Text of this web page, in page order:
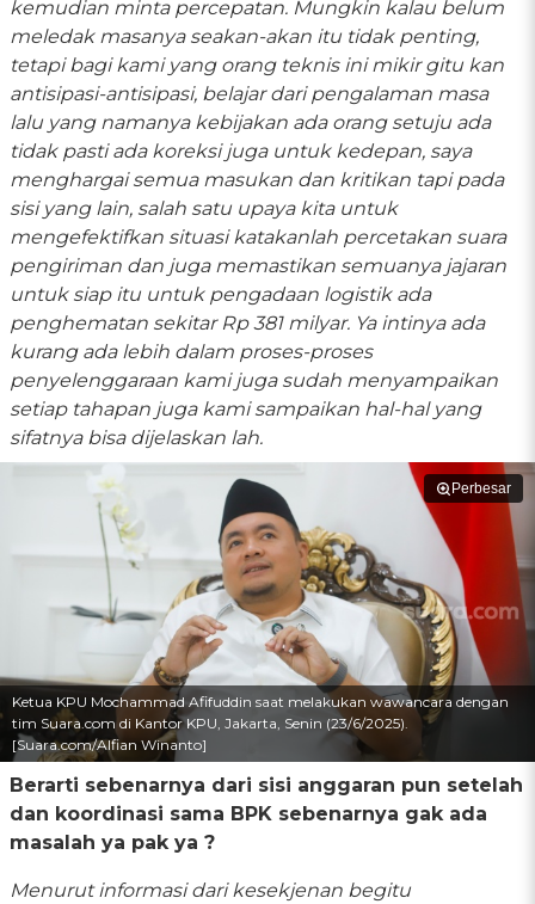
kemudian minta percepatan. Mungkin kalau belum
meledak masanya seakan-akan itu tidak penting,
tetapi bagi kami yang orang teknis ini mikir gitu kan
antisipasi-antisipasi, belajar dari pengalaman masa
lalu yang namanya kebijakan ada orang setuju ada
tidak pasti ada koreksi juga untuk kedepan, saya
menghargai semua masukan dan kritikan tapi pada
sisi yang lain, salah satu upaya kita untuk
mengefektifkan situasi katakanlah percetakan suara
pengiriman dan juga memastikan semuanya jajaran
untuk siap itu untuk pengadaan logistik ada
penghematan sekitar Rp 381 milyar. Ya intinya ada
kurang ada lebih dalam proses-proses
penyelenggaraan kami juga sudah menyampaikan
setiap tahapan juga kami sampaikan hal-hal yang
sifatnya bisa dijelaskan lah.
Perbesar
Ketua KPU Mochammad Afifuddin saat melakukan wawancara dengan
tim Suara.com di Kantor KPU, Jakarta, Senin (23/6/2025).
[Suara.com/Alfian Winanto]
Berarti sebenarnya dari sisi anggaran pun setelah
dan koordinasi sama BPK sebenarnya gak ada
masalah ya pak ya ?
Menurut informasi dari kesekjenan begitu